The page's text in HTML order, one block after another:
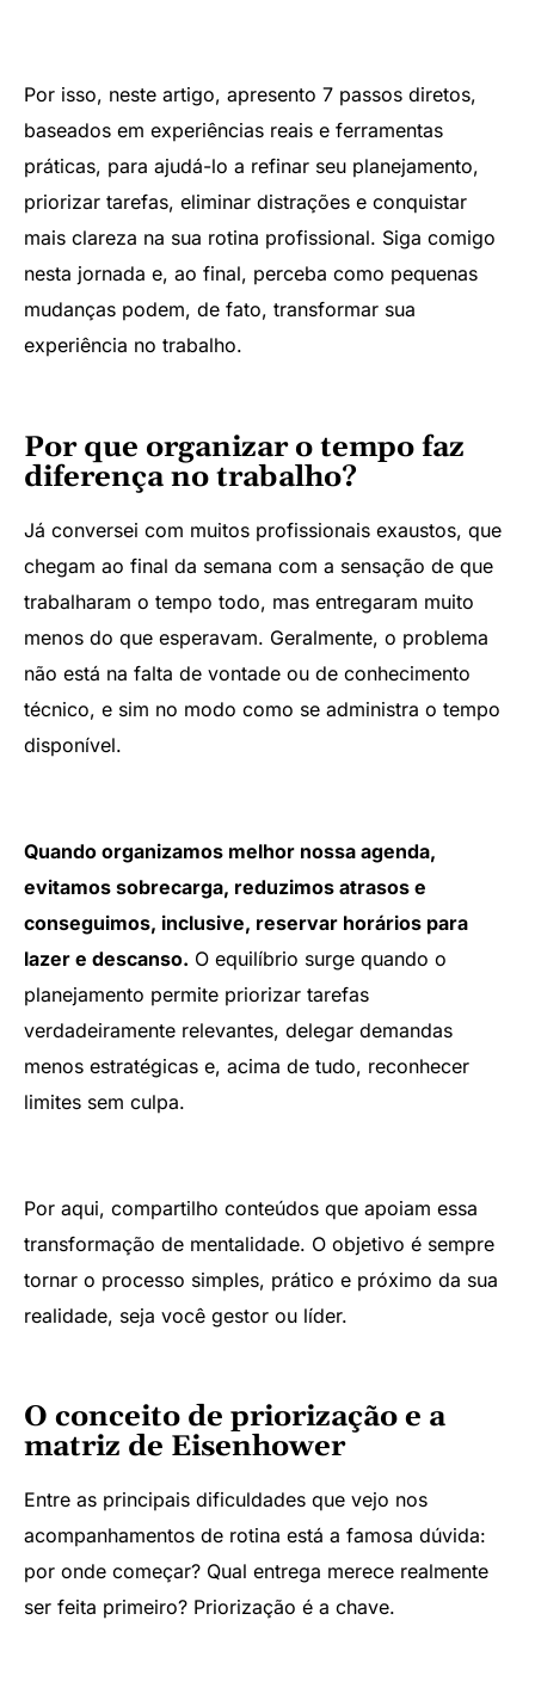
Por isso, neste artigo, apresento 7 passos diretos,
baseados em experiências reais e ferramentas
práticas, para ajudá-lo a refinar seu planejamento,
priorizar tarefas, eliminar distrações e conquistar
mais clareza na sua rotina profissional. Siga comigo
nesta jornada e, ao final, perceba como pequenas
mudanças podem, de fato, transformar sua
experiência no trabalho.
Por que organizar o tempo faz
diferença no trabalho?
Já conversei com muitos profissionais exaustos, que
chegam ao final da semana com a sensação de que
trabalharam o tempo todo, mas entregaram muito
menos do que esperavam. Geralmente, o problema
não está na falta de vontade ou de conhecimento
técnico, e sim no modo como se administra o tempo
disponível.
Quando organizamos melhor nossa agenda,
evitamos sobrecarga, reduzimos atrasos e
conseguimos, inclusive, reservar horários para
lazer e descanso. O equilíbrio surge quando o
planejamento permite priorizar tarefas
verdadeiramente relevantes, delegar demandas
menos estratégicas e, acima de tudo, reconhecer
limites sem culpa.
Por aqui, compartilho conteúdos que apoiam essa
transformação de mentalidade. O objetivo é sempre
tornar o processo simples, prático e próximo da sua
realidade, seja você gestor ou líder.
O conceito de priorização e a
matriz de Eisenhower
Entre as principais dificuldades que vejo nos
acompanhamentos de rotina está a famosa dúvida:
por onde começar? Qual entrega merece realmente
ser feita primeiro? Priorização é a chave.